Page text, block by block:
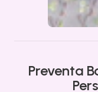
Preventa